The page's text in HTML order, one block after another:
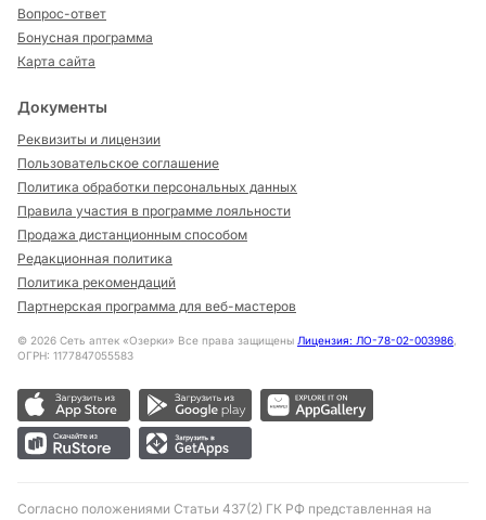
Вопрос-ответ
Бонусная программа
Карта сайта
Документы
Реквизиты и лицензии
Пользовательское соглашение
Политика обработки персональных данных
Правила участия в программе лояльности
Продажа дистанционным способом
Редакционная политика
Политика рекомендаций
Партнерская программа для веб-мастеров
© 2026 Сеть аптек «Озерки» Все права защищены Лицензия: ЛО-78-02-003986,
ОГРН: 1177847055583
Согласно положениями Статьи 437(2) ГК РФ представленная на